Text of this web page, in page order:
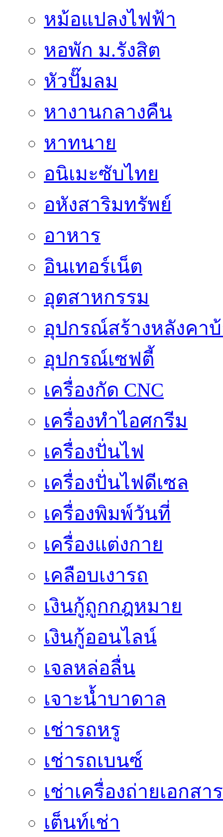
หม้อแปลงไฟฟ้า
หอพัก ม.รังสิต
หัวปั๊มลม
หางานกลางคืน
หาทนาย
อนิเมะซับไทย
อหังสาริมทรัพย์
อาหาร
อินเทอร์เน็ต
อุตสาหกรรม
อุปกรณ์สร้างหลังคา
อุปกรณ์เซฟตี้
เครื่องกัด CNC
เครื่องทำไอศกรีม
เครื่องปั่นไฟ
เครื่องปั่นไฟดีเซล
เครื่องพิมพ์วันที่
เครื่องแต่งกาย
เคลือบเงารถ
เงินกู้ถูกกฎหมาย
เงินกู้ออนไลน์
เจลหล่อลื่น
เจาะน้ำบาดาล
เช่ารถหรู
เช่ารถเบนซ์
เช่าเครื่องถ่ายเอกสาร
เต็นท์เช่า